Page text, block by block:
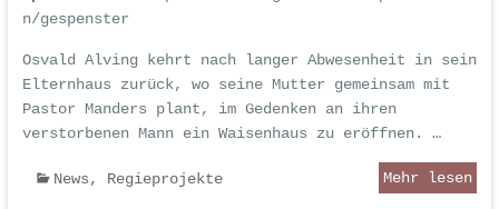
n/gespenster
Osvald Alving kehrt nach langer Abwesenheit in sein
Elternhaus zurück, wo seine Mutter gemeinsam mit
Pastor Manders plant, im Gedenken an ihren
verstorbenen Mann ein Waisenhaus zu eröffnen. …
News, Regieprojekte Mehr lesen